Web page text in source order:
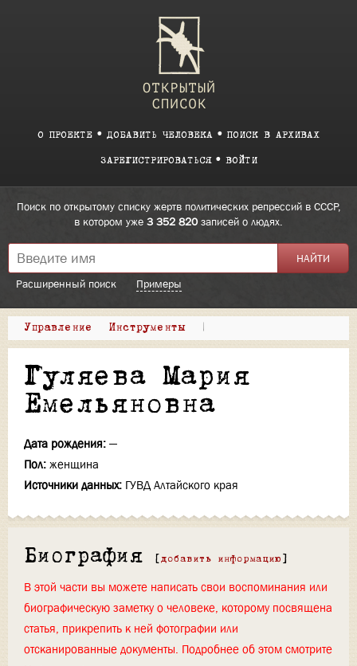
О ПРОЕКТЕ ДОБАВИТЬ ЧЕЛОВЕКА ПОИСК В АРХИВАХ
ЗАРЕГИСТРИРОВАТЬСЯ ВОЙТИ
Поиск по открытому списку жертв политических репрессий в СССР,
в котором уже 3 352 820записей о людях.
Расширенный поиск Примеры
Управление Инструменты |
Гуляева Мария
Емельяновна
Дата рождения: —
Пол: женщина
Источники данных: ГУВД Алтайского края
Биография [ добавить информацию ]
В этой части вы можете написать свои воспоминания или
биографическую заметку о человеке, которому посвящена
статья, прикрепить к ней фотографии или
отсканированные документы. Подробнее об этом смотрите